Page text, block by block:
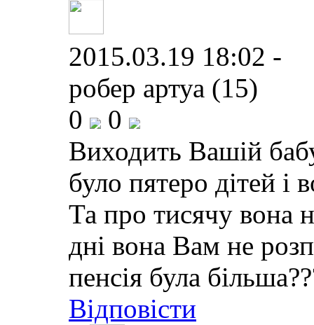
2015.03.19 18:02 -
робер артуа (15)
0
0
Виходить Вашій
було пятеро дітей і
Та про тисячу вона
дні вона Вам не
пенсія була
Відповісти